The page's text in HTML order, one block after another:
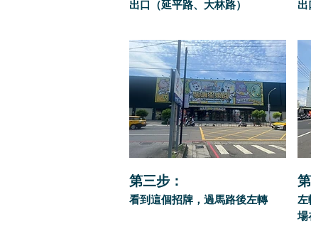
第三步：
看到這個招牌，過馬路後左轉
左
場
出口（延平路、大林路） 出